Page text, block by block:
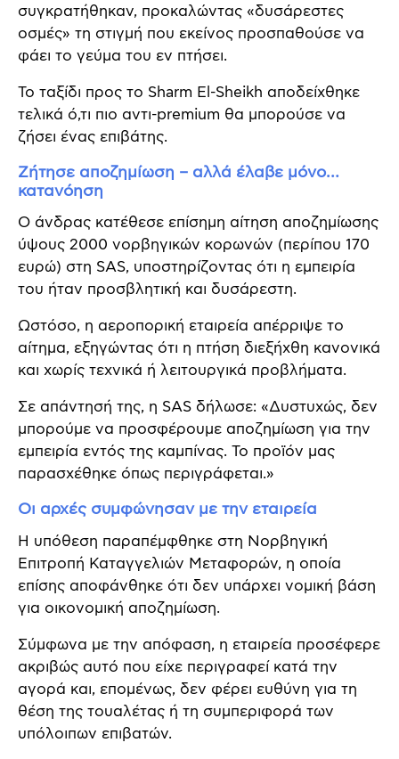
συγκρατήθηκαν, προκαλώντας «δυσάρεστες
οσμές» τη στιγμή που εκείνος προσπαθούσε να
φάει το γεύμα του εν πτήσει.
Το ταξίδι προς το Sharm El-Sheikh αποδείχθηκε
τελικά ό,τι πιο αντι-premium θα μπορούσε να
ζήσει ένας επιβάτης.
Ζήτησε αποζημίωση – αλλά έλαβε μόνο…
κατανόηση
Ο άνδρας κατέθεσε επίσημη αίτηση αποζημίωσης
ύψους 2000 νορβηγικών κορωνών (περίπου 170
ευρώ) στη SAS, υποστηρίζοντας ότι η εμπειρία
του ήταν προσβλητική και δυσάρεστη.
Ωστόσο, η αεροπορική εταιρεία απέρριψε το
αίτημα, εξηγώντας ότι η πτήση διεξήχθη κανονικά
και χωρίς τεχνικά ή λειτουργικά προβλήματα.
Σε απάντησή της, η SAS δήλωσε: «Δυστυχώς, δεν
μπορούμε να προσφέρουμε αποζημίωση για την
εμπειρία εντός της καμπίνας. Το προϊόν μας
παρασχέθηκε όπως περιγράφεται.»
Οι αρχές συμφώνησαν με την εταιρεία
Η υπόθεση παραπέμφθηκε στη Νορβηγική
Επιτροπή Καταγγελιών Μεταφορών, η οποία
επίσης αποφάνθηκε ότι δεν υπάρχει νομική βάση
για οικονομική αποζημίωση.
Σύμφωνα με την απόφαση, η εταιρεία προσέφερε
ακριβώς αυτό που είχε περιγραφεί κατά την
αγορά και, επομένως, δεν φέρει ευθύνη για τη
θέση της τουαλέτας ή τη συμπεριφορά των
υπόλοιπων επιβατών.